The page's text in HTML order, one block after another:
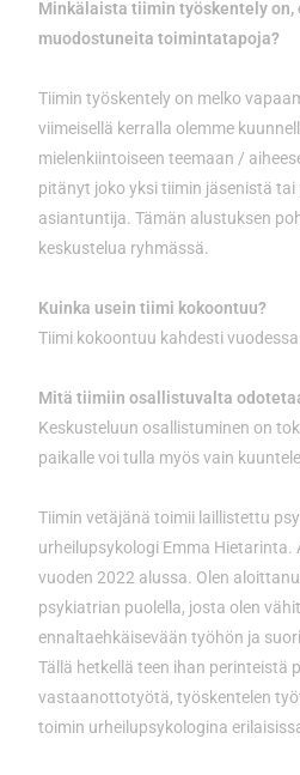
Minkälaista tiimin työskentely on,
muodostuneita toimintatapoja?
Tiimin työskentely on melko
viimeisellä kerralla olemme
mielenkiintoiseen teemaan /
pitänyt joko yksi tiimin jäsenistä
asiantuntija. Tämän alustuksen
keskustelua ryhmässä.
Kuinka usein tiimi kokoontuu?
Tiimi kokoontuu kahdesti vuodessa.
Mitä tiimiin osallistuvalta
Keskusteluun osallistuminen on
paikalle voi tulla myös vain
Tiimin vetäjänä toimii laillistettu
urheilupsykologi Emma Hietarinta.
vuoden 2022 alussa. Olen
psykiatrian puolella, josta olen
ennaltaehkäisevään työhön ja
Tällä hetkellä teen ihan perinteistä
vastaanottotyötä, työskentelen
toimin urheilupsykologina